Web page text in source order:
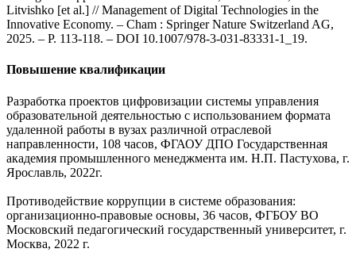
Litvishko [et al.] // Management of Digital Technologies in the
Innovative Economy. – Cham : Springer Nature Switzerland AG,
2025. – P. 113-118. – DOI 10.1007/978-3-031-83331-1_19.
Повышение квалификации
Разработка проектов цифровизации системы управления
образовательной деятельностью с использованием формата
удаленной работы в вузах различной отраслевой
направленности, 108 часов, ФГАОУ ДПО Государственная
академия промышленного менеджмента им. Н.П. Пастухова, г.
Ярославль, 2022г.
Противодействие коррупции в системе образования:
организационно-правовые основы, 36 часов, ФГБОУ ВО
Московский педагогический государственный университет, г.
Москва, 2022 г.